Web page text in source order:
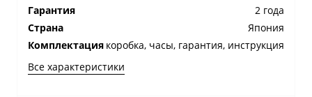
Гарантия
2 года
Страна
Япония
Комплектация коробка, часы, гарантия, инструкция
Все характеристики